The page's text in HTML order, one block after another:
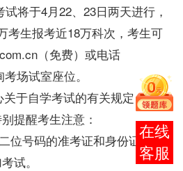
将于4月22、23日两天进行，
考生报考近18万科次，考生可
（免费）或电话
场试室座位。
于自学考试的有关规定，本次
提醒考生注意：
位号码的准考证和身份证到指
试。
在线
客服